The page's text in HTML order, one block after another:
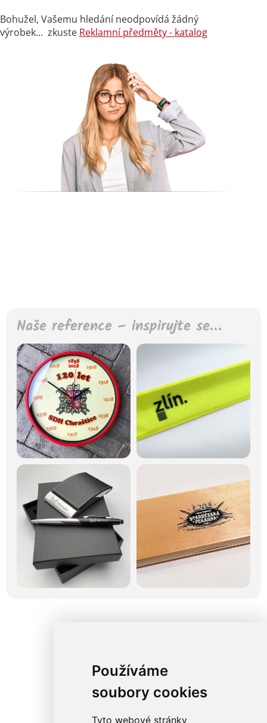
Používáme
soubory cookies
Tyto webové stránky
Bohužel, Vašemu hledání neodpovídá žádný
výrobek... zkuste Reklamní předměty - katalog
Naše reference – inspirujte se…